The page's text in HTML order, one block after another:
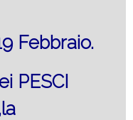
Febbraio.
PESCI